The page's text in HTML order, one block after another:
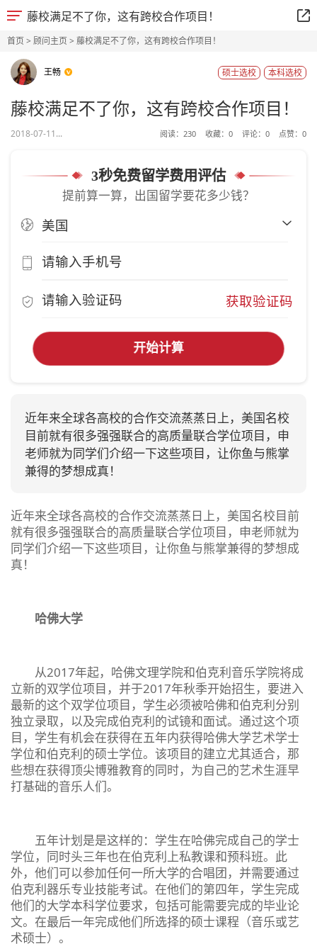
藤校满足不了你，这有跨校合作项目！
首页> 顾问主页> 藤校满足不了你，这有跨校合作项目！
王畅 本科选校
硕士选校
藤校满足不了你，这有跨校合作项目！
2018-07-11... 阅读： 230 收藏： 0 评论： 0 点赞： 0
3秒免费留学费用评估
提前算一算，出国留学要花多少钱？
获取验证码
开始计算
近年来全球各高校的合作交流蒸蒸日上，美国名校
目前就有很多强强联合的高质量联合学位项目，申
老师就为同学们介绍一下这些项目，让你鱼与熊掌
兼得的梦想成真！
近年来全球各高校的合作交流蒸蒸日上，美国名校目前
就有很多强强联合的高质量联合学位项目，申老师就为
同学们介绍一下这些项目，让你鱼与熊掌兼得的梦想成
真！
哈佛大学
从2017年起，哈佛文理学院和伯克利音乐学院将成
立新的双学位项目，并于2017年秋季开始招生，要进入
最新的这个双学位项目，学生必须被哈佛和伯克利分别
独立录取，以及完成伯克利的试镜和面试。通过这个项
目，学生有机会在获得在五年内获得哈佛大学艺术学士
学位和伯克利的硕士学位。该项目的建立尤其适合，那
些想在获得顶尖博雅教育的同时，为自己的艺术生涯早
打基础的音乐人们。
五年计划是是这样的：学生在哈佛完成自己的学士
学位，同时头三年也在伯克利上私教课和预科班。此
外，他们可以参加任何一所大学的合唱团，并需要通过
伯克利器乐专业技能考试。在他们的第四年，学生完成
他们的大学本科学位要求，包括可能需要完成的毕业论
文。在最后一年完成他们所选择的硕士课程（音乐或艺
术硕士）。